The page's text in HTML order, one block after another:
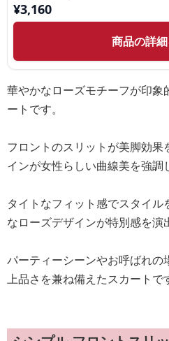
¥3,160
商品の詳
華やかなローズモチーフが印象
ートです。
フロントのスリットが美脚効果
インが女性らしい曲線美を強調
タイトなフィット感でスタイ
なローズデザインが特別感を演
パーティーシーンやお呼ばれの
上品さを兼ね備えたスカートで